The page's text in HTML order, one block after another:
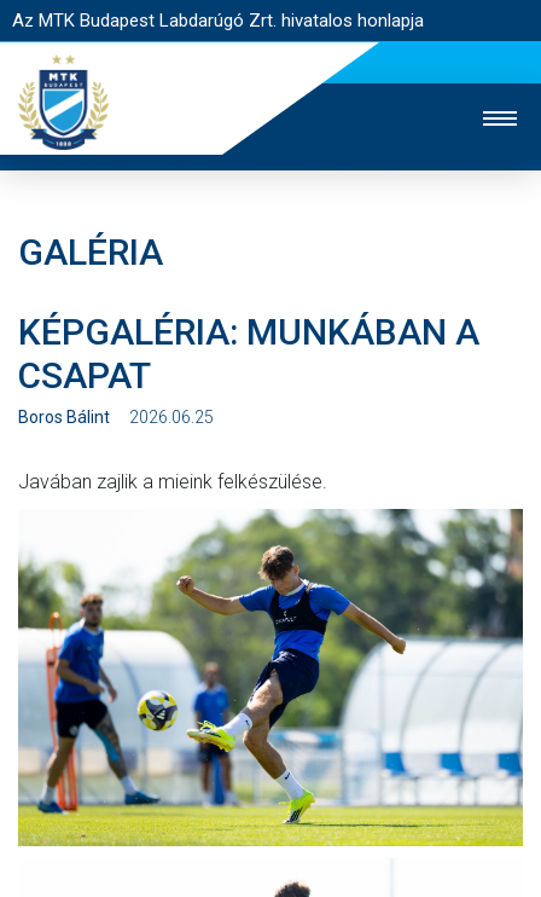
Az MTK Budapest Labdarúgó Zrt. hivatalos honlapja
JEGYÉRTÉKESÍTÉS
WEBSHOP
STADION
HÍREK
CSAPATOK
MÉRKŐZÉSEK
KLUB
GALÉRIA
SZURKOLÓI ÉLMÉNYEK
AKKREDITÁCIÓ
GALÉRIA
KÉPGALÉRIA: MUNKÁBAN A
CSAPAT
Boros Bálint 2026.06.25
Javában zajlik a mieink felkészülése.